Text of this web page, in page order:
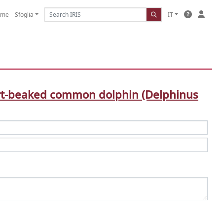
Sfoglia IT
beaked common dolphin (Delphinus